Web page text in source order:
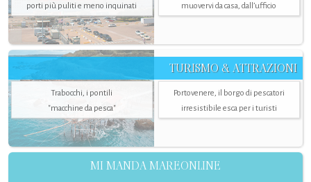
porti più puliti e meno inquinati
muovervi da casa, dall’ufficio
TURISMO & ATTRAZIONI
Trabocchi, i pontili
"macchine da pesca"
Portovenere, il borgo di pescatori
irresistibile esca per i turisti
MI MANDA MAREONLINE